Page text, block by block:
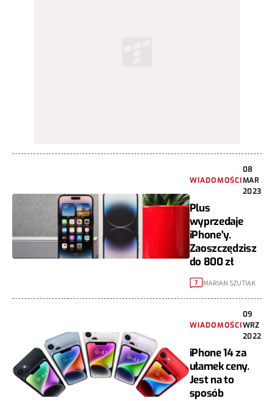
WIADOMOŚCI
08
MAR
2023
Plus
wyprzedaje
iPhone'y.
Zaoszczędzisz
do 800 zł
7 MARIAN SZUTIAK
WIADOMOŚCI
09
WRZ
2022
iPhone 14 za
ułamek ceny.
Jest na to
sposób